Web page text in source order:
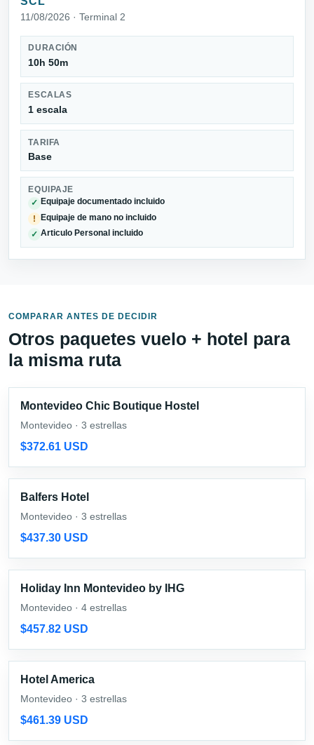
11/08/2026 · Terminal 2
DURACIÓN
10h 50m
ESCALAS
1 escala
TARIFA
Base
EQUIPAJE
✓ Equipaje documentado incluido
! Equipaje de mano no incluido
✓ Articulo Personal incluido
COMPARAR ANTES DE DECIDIR
Otros paquetes vuelo + hotel para
la misma ruta
Montevideo Chic Boutique Hostel
Montevideo · 3 estrellas
$372.61 USD
Balfers Hotel
Montevideo · 3 estrellas
$437.30 USD
Holiday Inn Montevideo by IHG
Montevideo · 4 estrellas
$457.82 USD
Hotel America
Montevideo · 3 estrellas
$461.39 USD